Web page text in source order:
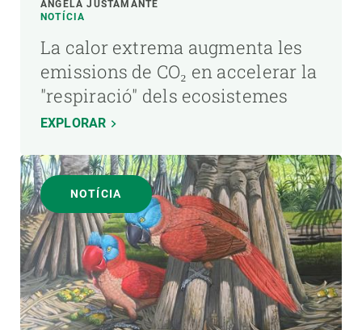
ÁNGELA JUSTAMANTE
NOTÍCIA
La calor extrema augmenta les
emissions de CO₂ en accelerar la
"respiració" dels ecosistemes
EXPLORAR
NOTÍCIA